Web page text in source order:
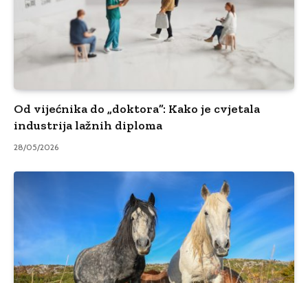
Od vijećnika do „doktora”: Kako je cvjetala
industrija lažnih diploma
28/05/2026